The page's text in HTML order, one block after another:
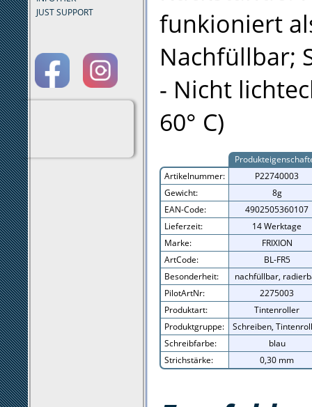
JUST SUPPORT
funkioniert
Nachfüllbar;
- Nicht
60° C)
Artikelnummer:
P22740003
Gewicht:
8g
EAN-Code:
4902505360107
Lieferzeit:
14 Werktage
Marke:
FRIXION
ArtCode:
BL-FR5
Besonderheit:
nachfüllbar,
PilotArtNr:
2275003
Produktart:
Tintenroller
Produktgruppe:
Schreiben,
Schreibfarbe:
blau
Strichstärke:
0,30 mm